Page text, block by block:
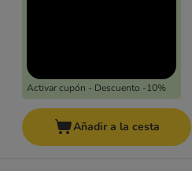
Activar cupón - Descuento -10%
Añadir a la cesta